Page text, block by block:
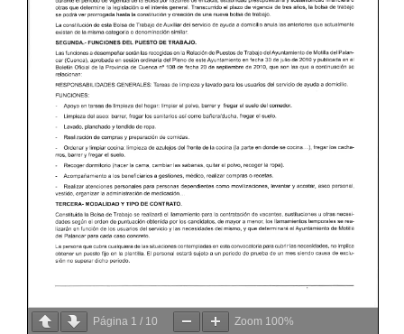
Página 1 / 10 Zoom 100%